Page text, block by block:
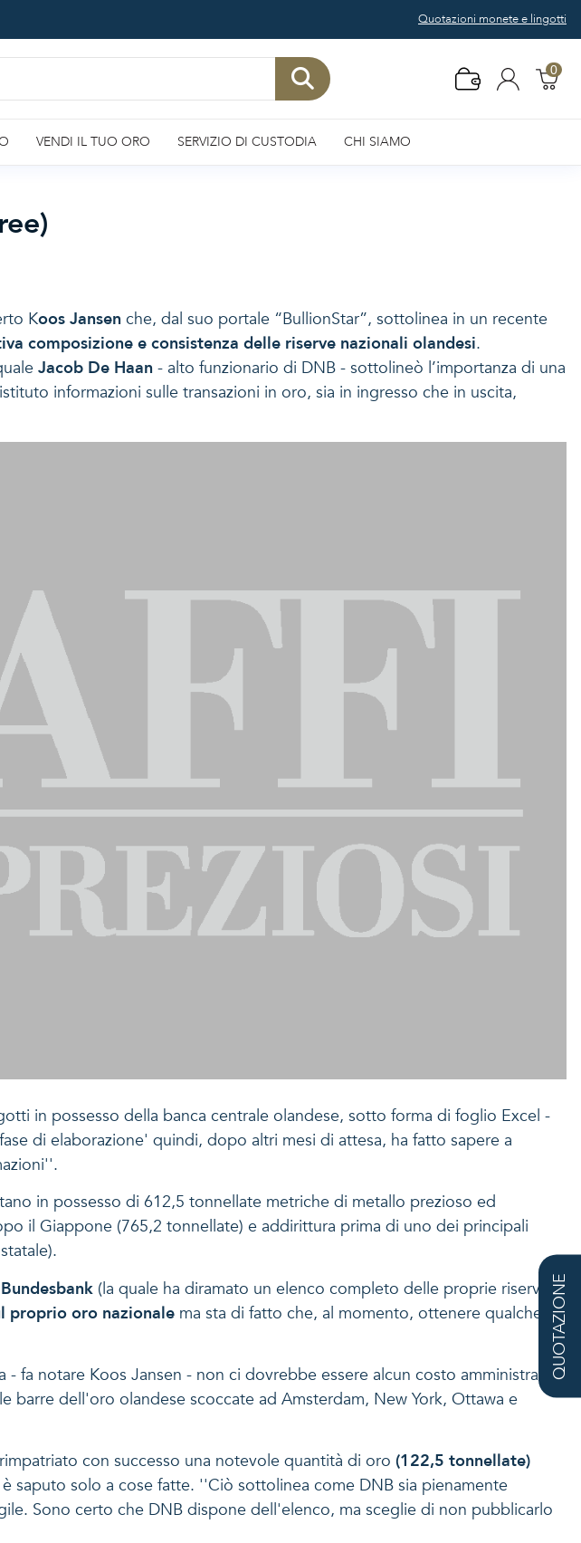
Quotazioni monete e lingotti
0
VENDI IL TUO ORO SERVIZIO DI CUSTODIA CHI SIAMO
Koos Jansen che, dal suo portale “BullionStar”, sottolinea in un recente
composizione e consistenza delle riserve nazionali olandesi.
Jacob De Haan - alto funzionario di DNB - sottolineò l’importanza di una
informazioni sulle transazioni in oro, sia in ingresso che in uscita,
in possesso della banca centrale olandese, sotto forma di foglio Excel -
di elaborazione' quindi, dopo altri mesi di attesa, ha fatto sapere a
in possesso di 612,5 tonnellate metriche di metallo prezioso ed
il Giappone (765,2 tonnellate) e addirittura prima di uno dei principali
(la quale ha diramato un elenco completo delle proprie riserve
proprio oro nazionale ma sta di fatto che, al momento, ottenere qualche
fa notare Koos Jansen - non ci dovrebbe essere alcun costo amministrativo
dell'oro olandese scoccate ad Amsterdam, New York, Ottawa e
con successo una notevole quantità di oro (122,5 tonnellate)
saputo solo a cose fatte. ''Ciò sottolinea come DNB sia pienamente
Sono certo che DNB dispone dell'elenco, ma sceglie di non pubblicarlo
QUOTAZIONE